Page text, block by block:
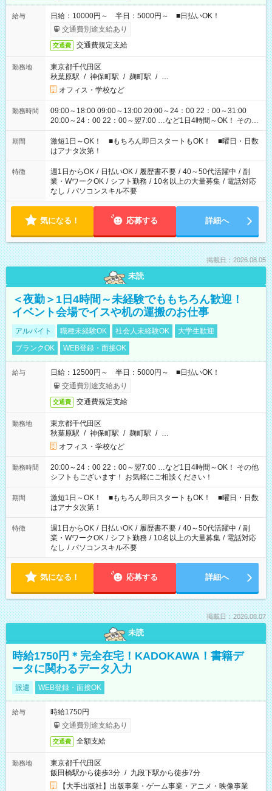
給与
日給：10000円～ 半日：5000円～ ■日払いOK！
交通費別途支給あり
交通費 交通費規定支給
勤務地
東京都千代田区
秋葉原駅 / 神保町駅 / 麹町駅 / …
オフィス・学校など
勤務時間
09:00～18:00 09:00～13:00 20:00～24：00 22：00～31:00
20:00～24：00 22：00～翌7:00 …など1日4時間～OK！ その他
シフトもございます！ お気軽にご相談ください！
期間
激短1日～OK！ ■もちろん即日スタートもOK！ ■曜日・日数
はアナタ次第！
特徴 週1日からOK / 日払いOK / 履歴書不要 / 40～50代活躍中 / 副
業・WワークOK / シフト勤務 / 10名以上の大量募集 / 電話対応
なし / パソコンスキル不要
気になる！ 応募する 詳細へ
掲載日：2026.08.05
未読
＜夜勤＞1日4時間～未経験でももちろん歓迎！
イベント会場でイスや机の運搬のお仕事
アルバイト 職種未経験OK 社会人未経験OK
大学生歓迎
ブランクOK
WEB登録・面接OK
給与
日給：12500円～ 半日：5000円～ ■日払いOK！
交通費別途支給あり
交通費 交通費規定支給
勤務地
東京都千代田区
秋葉原駅 / 神保町駅 / 麹町駅 / …
オフィス・学校など
勤務時間
20:00～24：00 22：00～翌7:00 …など1日4時間～OK！ その他
シフトもございます！ お気軽にご相談ください！
期間
激短1日～OK！ ■もちろん即日スタートもOK！ ■曜日・日数
はアナタ次第！
特徴 週1日からOK / 日払いOK / 履歴書不要 / 40～50代活躍中 / 副
業・WワークOK / シフト勤務 / 10名以上の大量募集 / 電話対応
なし / パソコンスキル不要
気になる！ 応募する 詳細へ
掲載日：2026.08.07
未読
時給1750円＊完全在宅！KADOKAWA！書籍デ
ータに関わるデータ入力
派遣 WEB登録・面接OK
給与
時給1750円
交通費別途支給あり
交通費 全額支給
勤務地
東京都千代田区
飯田橋駅から徒歩3分 / 九段下駅から徒歩7分
【大手出版社】出版事業・ゲーム事業・アニメ・映像事業